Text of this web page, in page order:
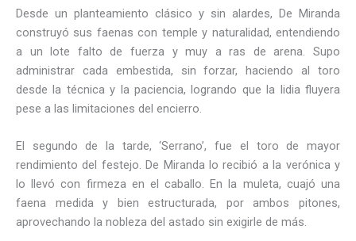
Desde un planteamiento clásico y sin alardes, De Miranda
construyó sus faenas con temple y naturalidad, entendiendo
a un lote falto de fuerza y muy a ras de arena. Supo
administrar cada embestida, sin forzar, haciendo al toro
desde la técnica y la paciencia, logrando que la lidia fluyera
pese a las limitaciones del encierro.
El segundo de la tarde, ‘Serrano’, fue el toro de mayor
rendimiento del festejo. De Miranda lo recibió a la verónica y
lo llevó con firmeza en el caballo. En la muleta, cuajó una
faena medida y bien estructurada, por ambos pitones,
aprovechando la nobleza del astado sin exigirle de más.